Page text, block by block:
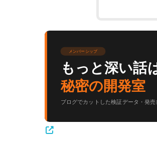
メンバーシップ
もっと深い話
秘密の開発室
ブログでカットした検証データ・発